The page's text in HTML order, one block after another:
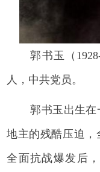
郭书玉（
人，中共党员。
郭书玉出生
地主的残酷压迫，
全面抗战爆发后